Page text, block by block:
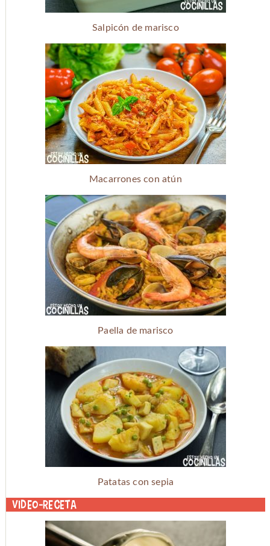
Salpicón de marisco
Macarrones con atún
Paella de marisco
Patatas con sepia
Video-receta